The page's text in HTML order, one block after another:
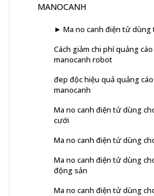
MANOCANH
► Ma no canh điện tử dùng
Cách giảm chi phí quảng
manocanh robot
đep độc hiệu quả quảng
manocanh
Ma no canh điện tử dùng
cưới
Ma no canh điện tử dùng
Ma no canh điện tử dùng
động sản
Ma no canh điện tử dùng